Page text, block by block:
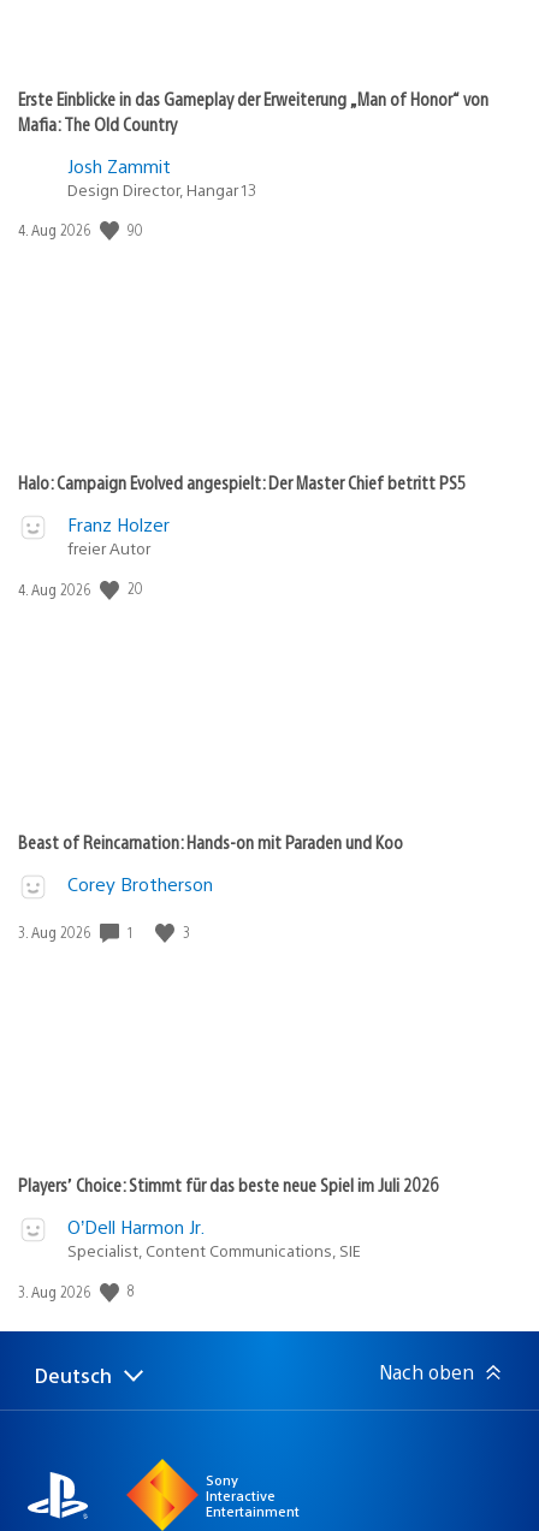
Erste Einblicke in das Gameplay der Erweiterung „Man of Honor“ von
Mafia: The Old Country
Josh Zammit
Design Director, Hangar 13
Veröffentlichungsdatum:
4. Aug 2026 90
Halo: Campaign Evolved angespielt: Der Master Chief betritt PS5
Franz Holzer
freier Autor
Veröffentlichungsdatum:
4. Aug 2026 20
Beast of Reincarnation: Hands-on mit Paraden und Koo
Corey Brotherson
Veröffentlichungsdatum:
3. Aug 2026 1 3
Players’ Choice: Stimmt für das beste neue Spiel im Juli 2026
O’Dell Harmon Jr.
Specialist, Content Communications, SIE
Veröffentlichungsdatum:
3. Aug 2026 8
Select
a
Aktuelle
Region:
Deutsch Nach oben
Sony
Interactive
Entertainment